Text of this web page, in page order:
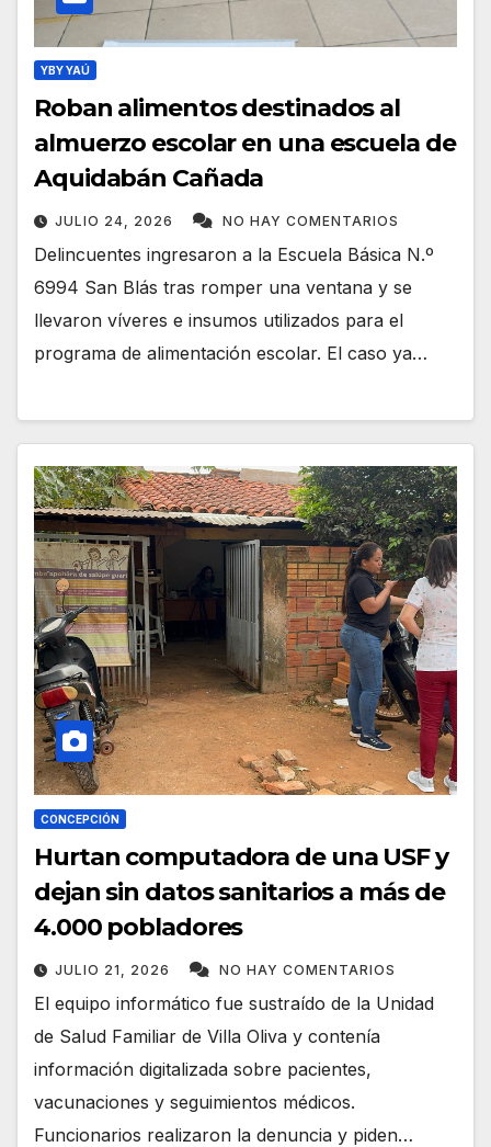
YBY YAÚ
Roban alimentos destinados al
almuerzo escolar en una escuela de
Aquidabán Cañada
JULIO 24, 2026 NO HAY COMENTARIOS
Delincuentes ingresaron a la Escuela Básica N.º
6994 San Blás tras romper una ventana y se
llevaron víveres e insumos utilizados para el
programa de alimentación escolar. El caso ya…
CONCEPCIÓN
Hurtan computadora de una USF y
dejan sin datos sanitarios a más de
4.000 pobladores
JULIO 21, 2026 NO HAY COMENTARIOS
El equipo informático fue sustraído de la Unidad
de Salud Familiar de Villa Oliva y contenía
información digitalizada sobre pacientes,
vacunaciones y seguimientos médicos.
Funcionarios realizaron la denuncia y piden…